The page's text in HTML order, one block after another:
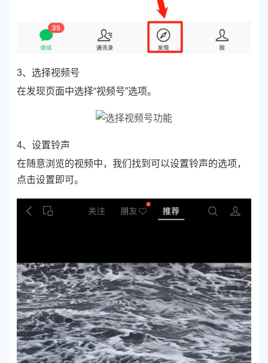
3、选择视频号
在发现页面中选择“视频号”选项。
4、设置铃声
在随意浏览的视频中，我们找到可以设置铃声的选项，
点击设置即可。